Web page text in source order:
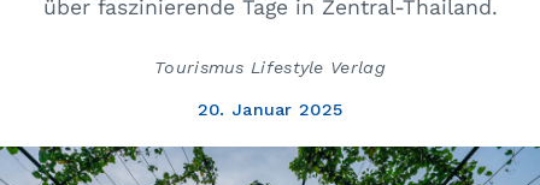
über faszinierende Tage in Zentral-Thailand.
Tourismus Lifestyle Verlag
20. Januar 2025